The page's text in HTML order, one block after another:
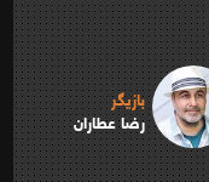
بازیگر
رضا عطاران